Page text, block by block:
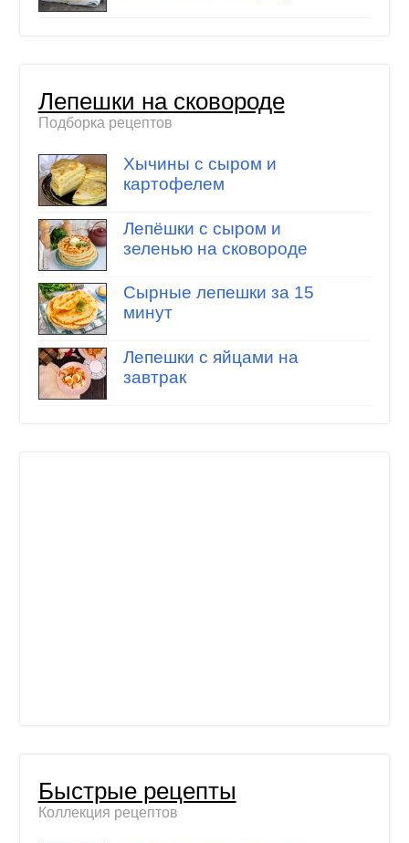
Лепешки на сковороде
Подборка рецептов
Хычины с сыром и
картофелем
Лепёшки с сыром и
зеленью на сковороде
Сырные лепешки за 15
минут
Лепешки с яйцами на
завтрак
Быстрые рецепты
Коллекция рецептов